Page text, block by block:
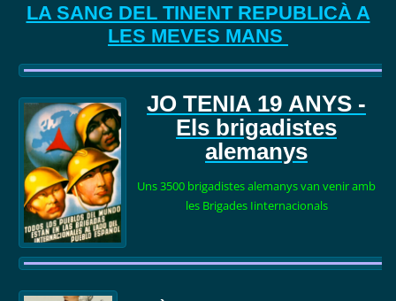
LA SANG DEL TINENT REPUBLICÀ A
LES MEVES MANS
JO TENIA 19 ANYS -
Els brigadistes
alemanys
Uns 3500 brigadistes alemanys van venir amb
les Brigades Iinternacionals